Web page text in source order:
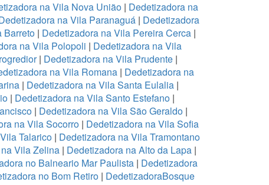
na Vila Nova União | Dedetizadora na
na Vila Paranaguá | Dedetizadora
Barreto | Dedetizadora na Vila Pereira Cerca |
na Vila Polopoli | Dedetizadora na Vila
| Dedetizadora na Vila Prudente|
na Vila Romana | Dedetizadora na
| Dedetizadora na Vila Santa Eulalia |
| Dedetizadora na Vila Santo Estefano |
| Dedetizadora na Vila São Geraldo |
na Vila Socorro | Dedetizadora na Vila Sofia
Talarico | Dedetizadora na Vila Tramontano
Vila Zelina| Dedetizadora na Alto da Lapa|
no Balneario Mar Paulista| Dedetizadora
no Bom Retiro| DedetizadoraBosque